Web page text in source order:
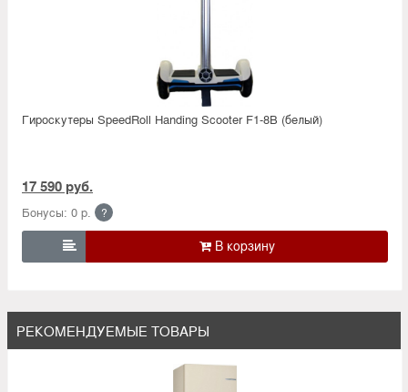
Гироскутеры SpeedRoll Handing Scooter F1-8B (белый)
17 590 руб.
Бонусы: 0 р. ?

РЕКОМЕНДУЕМЫЕ ТОВАРЫ